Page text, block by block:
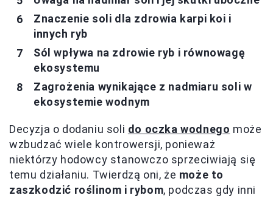
Znaczenie soli dla zdrowia karpi koi i
innych ryb
Sól wpływa na zdrowie ryb i równowagę
ekosystemu
Zagrożenia wynikające z nadmiaru soli w
ekosystemie wodnym
Decyzja o dodaniu soli do oczka wodnego może
wzbudzać wiele kontrowersji, ponieważ
niektórzy hodowcy stanowczo sprzeciwiają się
temu działaniu. Twierdzą oni, że może to
zaszkodzić roślinom i rybom, podczas gdy inni